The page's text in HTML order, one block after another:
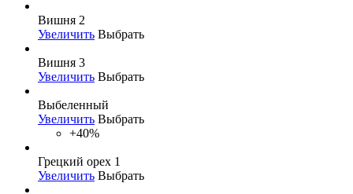
Вишня 2
Увеличить Выбрать
Вишня 3
Увеличить Выбрать
Выбеленный
Увеличить Выбрать
+40%
Грецкий орех 1
Увеличить Выбрать